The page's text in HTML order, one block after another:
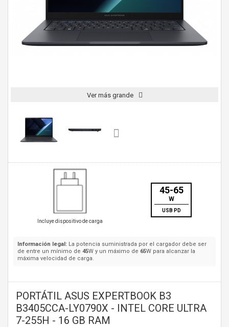
Ver más grande
Incluye dispositivo de carga
45-65
W
USB PD
Información legal: La potencia suministrada por el cargador debe ser
de entre un mínimo de 45W y un máximo de 65W para alcanzar la
máxima velocidad de carga.
PORTÁTIL ASUS EXPERTBOOK B3
B3405CCA-LY0790X - INTEL CORE ULTRA
7-255H - 16 GB RAM